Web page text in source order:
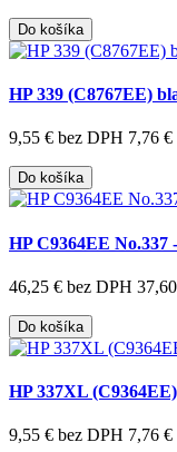
Do košíka
HP 339 (C8767EE)
9,55 € bez DPH 7,76 €
Do košíka
HP C9364EE No.337
46,25 € bez DPH
Do košíka
HP 337XL
9,55 € bez DPH 7,76 €